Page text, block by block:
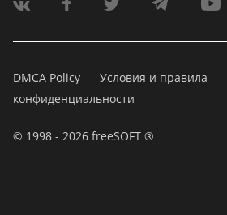
DMCA Policy Условия и правила
конфиденциальности
© 1998 - 2026 freeSOFT ®